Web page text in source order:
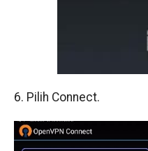
6. Pilih Connect.